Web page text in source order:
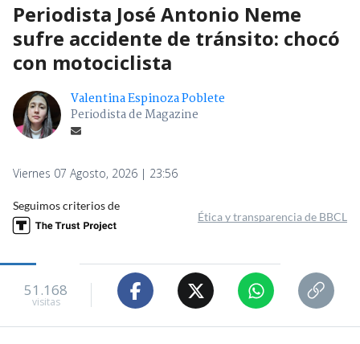
Periodista José Antonio Neme
sufre accidente de tránsito: chocó
con motociclista
Valentina Espinoza Poblete
Periodista de Magazine
Viernes 07 Agosto, 2026 | 23:56
Seguimos criterios de
Ética y transparencia de BBCL
51.168
visitas